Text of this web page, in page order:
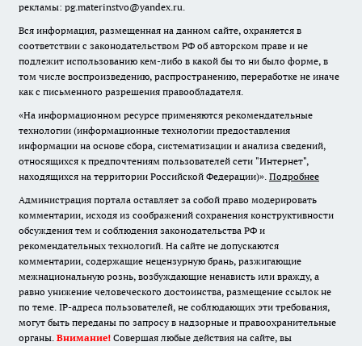
рекламы: pg.materinstvo@yandex.ru.
Вся информация, размещенная на данном сайте, охраняется в
соответствии с законодательством РФ об авторском праве и не
подлежит использованию кем-либо в какой бы то ни было форме, в
том числе воспроизведению, распространению, переработке не иначе
как с письменного разрешения правообладателя.
«На информационном ресурсе применяются рекомендательные
технологии (информационные технологии предоставления
информации на основе сбора, систематизации и анализа сведений,
относящихся к предпочтениям пользователей сети "Интернет",
находящихся на территории Российской Федерации)». Подробнее
Администрация портала оставляет за собой право модерировать
комментарии, исходя из соображений сохранения конструктивности
обсуждения тем и соблюдения законодательства РФ и
рекомендательных технологий. На сайте не допускаются
комментарии, содержащие нецензурную брань, разжигающие
межнациональную рознь, возбуждающие ненависть или вражду, а
равно унижение человеческого достоинства, размещение ссылок не
по теме. IP-адреса пользователей, не соблюдающих эти требования,
могут быть переданы по запросу в надзорные и правоохранительные
органы. Внимание! Совершая любые действия на сайте, вы